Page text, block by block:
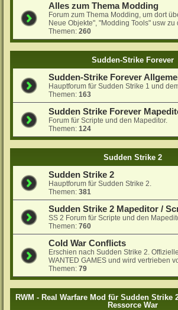
Alles zum Thema Modding
Forum zum Thema Modding, um dort
Neue Objekte", "Modding Tools" usw zu
Themen:260
Sudden-Strike Forever
Sudden-Strike Forever
Hauptforum für Sudden Strike 1 und
Themen:163
Sudden Strike Forever
Forum für Scripte und den Mapeditor.
Themen:124
Sudden Strike 2
Sudden Strike 2
Hauptforum für Sudden Strike 2.
Themen:381
Sudden Strike 2 Mapeditor /
SS 2 Forum für Scripte und den
Themen:760
Cold War Conflicts
Erschien nach Sudden Strike 2.
WANTED GAMES und wird vertrieben
Themen:79
RWM - Real Warfare Mod für Sudden Strike
Ressorce War